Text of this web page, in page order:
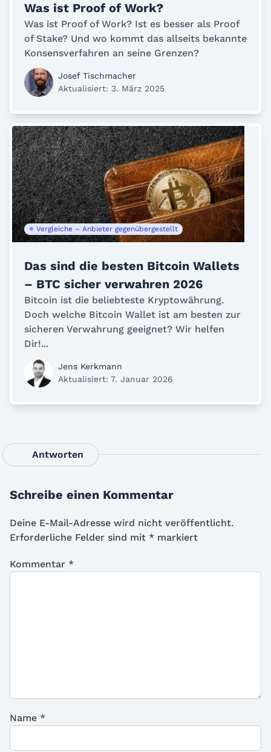
Was ist Proof of Work?
Was ist Proof of Work? Ist es besser als Proof
of Stake? Und wo kommt das allseits bekannte
Konsensverfahren an seine Grenzen?
Josef Tischmacher
Aktualisiert: 3. März 2025
Vergleiche – Anbieter gegenübergestellt
Das sind die besten Bitcoin Wallets
– BTC sicher verwahren 2026
Bitcoin ist die beliebteste Kryptowährung.
Doch welche Bitcoin Wallet ist am besten zur
sicheren Verwahrung geeignet? Wir helfen
Dir!...
Jens Kerkmann
Aktualisiert: 7. Januar 2026
Antworten
Schreibe einen Kommentar
Deine E-Mail-Adresse wird nicht veröffentlicht.
Erforderliche Felder sind mit * markiert
Kommentar *
Name *